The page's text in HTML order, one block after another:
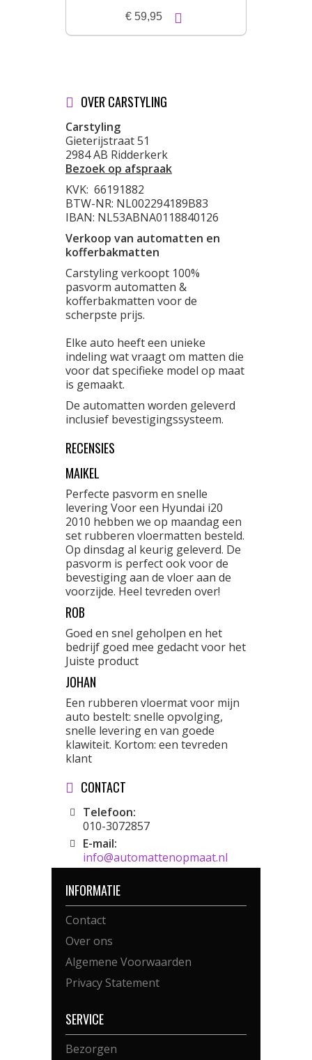
€ 59,95
OVER CARSTYLING
Carstyling
Gieterijstraat 51
2984 AB Ridderkerk
Bezoek op afspraak
KVK: 66191882
BTW-NR: NL002294189B83
IBAN: NL53ABNA0118840126
Verkoop van automatten en
kofferbakmatten
Carstyling verkoopt 100%
pasvorm automatten &
kofferbakmatten voor de
scherpste prijs.
Elke auto heeft een unieke
indeling wat vraagt om matten die
voor dat specifieke model op maat
is gemaakt.
De automatten worden geleverd
inclusief bevestigingssysteem.
RECENSIES
MAIKEL
Perfecte pasvorm en snelle
levering Voor een Hyundai i20
2010 hebben we op maandag een
set rubberen vloermatten besteld.
Op dinsdag al keurig geleverd. De
pasvorm is perfect ook voor de
bevestiging aan de vloer aan de
voorzijde. Heel tevreden over!
ROB
Goed en snel geholpen en het
bedrijf goed mee gedacht voor het
Juiste product
JOHAN
Een rubberen vloermat voor mijn
auto bestelt: snelle opvolging,
snelle levering en van goede
klawiteit. Kortom: een tevreden
klant
CONTACT
Telefoon:
010-3072857
E-mail:
info@automattenopmaat.nl
INFORMATIE
Contact
Over ons
Algemene Voorwaarden
Privacy Statement
SERVICE
Bezorgen